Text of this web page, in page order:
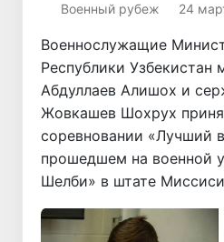
Военный рубеж 24
Военнослужащие
Республики
Абдуллаев Алишох и
Жовкашев Шохрух
соревновании «Лучший
прошедшем на военной
Шелби» в штате